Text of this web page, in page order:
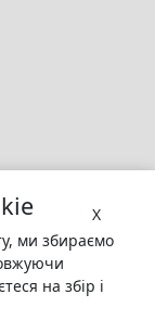
X
ми збираємо
на збір і